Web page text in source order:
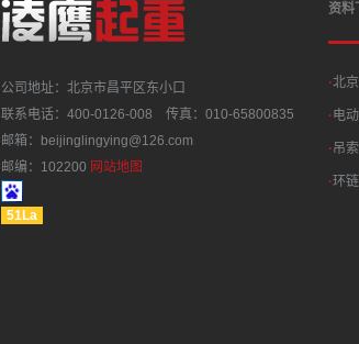
公司地址：北京市昌平区东小口
联系电话：400-0126-008 传真：010-65800835
邮箱：beijinglingying@126.com
邮编：102200 网站地图
51La
资料
·北
·电
·吊
·环